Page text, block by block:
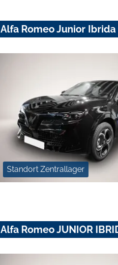
Alfa Romeo Junior Ibrida
Standort Zentrallager
Alfa Romeo JUNIOR